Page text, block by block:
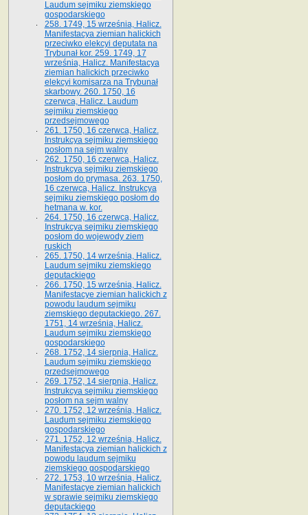
Laudum sejmiku ziemskiego
gospodarskiego
258. 1749, 15 września, Halicz.
Manifestacya ziemian halickich
przeciwko elekcyi deputata na
Trybunał kor. 259. 1749, 17
września, Halicz. Manifestacya
ziemian halickich przeciwko
elekcyi komisarza na Trybunał
skarbowy. 260. 1750, 16
czerwca, Halicz. Laudum
sejmiku ziemskiego
przedsejmowego
261. 1750, 16 czerwca, Halicz.
Instrukcya sejmiku ziemskiego
posłom na sejm walny
262. 1750, 16 czerwca, Halicz.
Instrukcya sejmiku ziemskiego
posłom do prymasa. 263. 1750,
16 czerwca, Halicz. Instrukcya
sejmiku ziemskiego posłom do
hetmana w. kor.
264. 1750, 16 czerwca, Halicz.
Instrukcya sejmiku ziemskiego
posłom do wojewody ziem
ruskich
265. 1750, 14 września, Halicz.
Laudum sejmiku ziemskiego
deputackiego
266. 1750, 15 września, Halicz.
Manifestacye ziemian halickich z
powodu laudum sejmiku
ziemskiego deputackiego. 267.
1751, 14 września, Halicz.
Laudum sejmiku ziemskiego
gospodarskiego
268. 1752, 14 sierpnia, Halicz.
Laudum sejmiku ziemskiego
przedsejmowego
269. 1752, 14 sierpnia, Halicz.
Instrukcya sejmiku ziemskiego
posłom na sejm walny
270. 1752, 12 września, Halicz.
Laudum sejmiku ziemskiego
gospodarskiego
271. 1752, 12 września, Halicz.
Manifestacya ziemian halickich z
powodu laudum sejmiku
ziemskiego gospodarskiego
272. 1753, 10 września, Halicz.
Manifestacye ziemian halickich
w sprawie sejmiku ziemskiego
deputackiego